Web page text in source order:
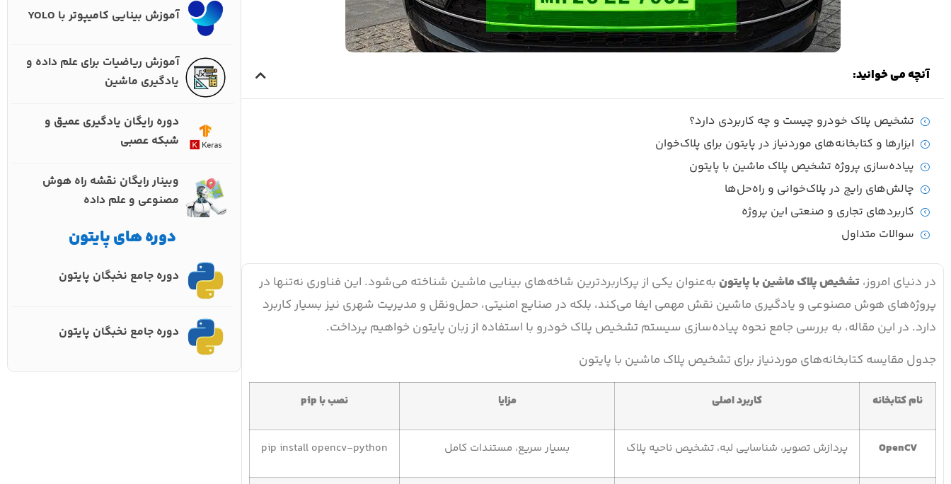
آنچه می خوانید:
تشخیص پلاک خودرو چیست و چه کاربردی دارد؟
ابزارها و کتابخانه‌های موردنیاز در پایتون برای پلاک‌خوان
پیاده‌سازی پروژه تشخیص پلاک ماشین با پایتون
چالش‌های رایج در پلاک‌خوانی و راه‌حل‌ها
کاربردهای تجاری و صنعتی این پروژه
سوالات متداول
در دنیای امروز،تشخیص پلاک ماشین با پایتونبه‌عنوان یکی از پرکاربردترین شاخه‌های بینایی ماشین شناخته می‌شود. این فناوری نه‌تنها در
پروژه‌های هوش مصنوعی و یادگیری ماشین نقش مهمی ایفا می‌کند، بلکه در صنایع امنیتی، حمل‌ونقل و مدیریت شهری نیز بسیار کاربرد
دارد. در این مقاله، به بررسی جامع نحوه پیاده‌سازی سیستم تشخیص پلاک خودرو با استفاده از زبان پایتون خواهیم پرداخت.
جدول مقایسه کتابخانه‌های موردنیاز برای تشخیص پلاک ماشین با پایتون
نام کتابخانه کاربرد اصلی مزایا نصب با
OpenCV پردازش تصویر، شناسایی لبه، تشخیص ناحیه پلاک بسیار سریع، مستندات کامل pip install opencv-python
آموزش بینایی کامیپوتر با YOLO
آموزش ریاضیات برای علم داده و
یادگیری ماشین
دوره رایگان یادگیری عمیق و
شبکه عصبی
وبینار رایگان نقشه راه هوش
مصنوعی و علم داده
دوره های پایتون
دوره جامع نخبگان پایتون
دوره جامع نخبگان پایتون